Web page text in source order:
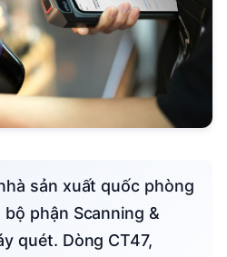
phận Scanning &
quét. Dòng CT47,